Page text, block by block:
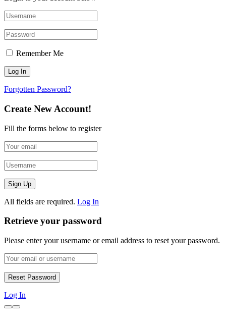
Remember Me
Forgotten Password?
Create New Account!
Fill the forms below to register
All fields are required. Log In
Retrieve your password
Please enter your username or email address to reset your password.
Log In